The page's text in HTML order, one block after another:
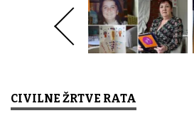
CIVILNE ŽRTVE RATA